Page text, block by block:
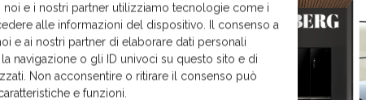
noi e i nostri partner utilizziamo tecnologie come i
alle informazioni del dispositivo. Il consenso a
e ai nostri partner di elaborare dati personali
navigazione o gli ID univoci su questo sito e di
Non acconsentire o ritirare il consenso può
e funzioni.